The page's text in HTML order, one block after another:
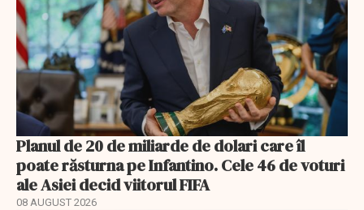
Planul de 20 de miliarde de dolari care îl
poate răsturna pe Infantino. Cele 46 de voturi
ale Asiei decid viitorul FIFA
08 AUGUST 2026